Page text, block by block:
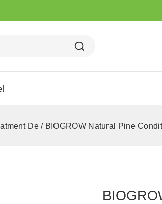
De / BIOGROW Natural Pine